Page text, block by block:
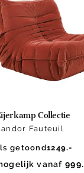
Collectie
Fauteuil
getoond1249.-
vanaf